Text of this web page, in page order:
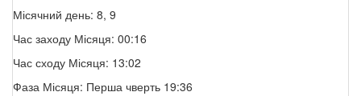
Місячний день: 8, 9
Час заходу Місяця: 00:16
Час сходу Місяця: 13:02
Фаза Місяця: Перша чверть 19:36